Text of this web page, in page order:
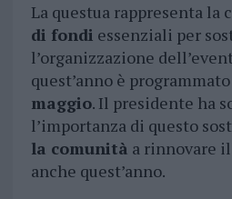
La questua rappresenta la
di fondi essenziali per
l’organizzazione
quest’anno è
maggio. Il presidente ha
l’importanza di questo
la comunità a rinnovare
anche quest’anno.